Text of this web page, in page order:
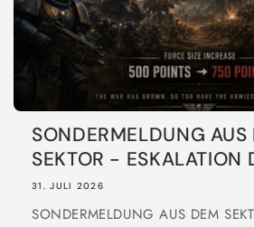
SONDERMELDUNG AUS
SEKTOR - ESKALATION
31. JULI 2026
SONDERMELDUNG AUS DEM